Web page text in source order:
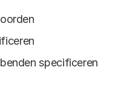
specificeren